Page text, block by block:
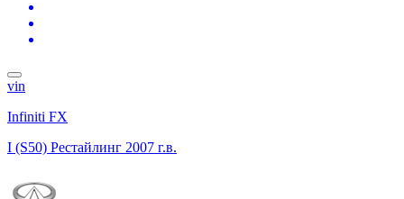
vin
Infiniti FX
I (S50) Рестайлинг 2007 г.в.